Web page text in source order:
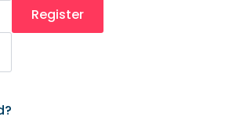
Register